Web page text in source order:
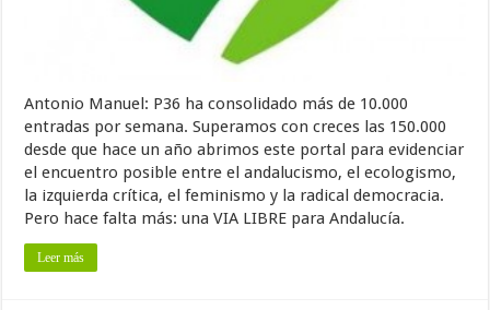
Antonio Manuel: P36 ha consolidado más de 10.000
entradas por semana. Superamos con creces las 150.000
desde que hace un año abrimos este portal para evidenciar
el encuentro posible entre el andalucismo, el ecologismo,
la izquierda crítica, el feminismo y la radical democracia.
Pero hace falta más: una VIA LIBRE para Andalucía.
Leer más